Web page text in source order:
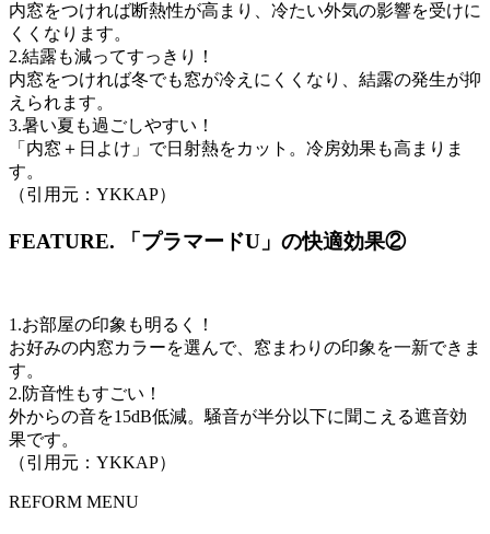
内窓をつければ断熱性が高まり、冷たい外気の影響を受けに
くくなります。
2.結露も減ってすっきり！
内窓をつければ冬でも窓が冷えにくくなり、結露の発生が抑
えられます。
3.暑い夏も過ごしやすい！
「内窓＋日よけ」で日射熱をカット。冷房効果も高まりま
す。
（引用元：YKKAP）
FEATURE. 「プラマードU」の快適効果②
1.お部屋の印象も明るく！
お好みの内窓カラーを選んで、窓まわりの印象を一新できま
す。
2.防音性もすごい！
外からの音を15dB低減。騒音が半分以下に聞こえる遮音効
果です。
（引用元：YKKAP）
REFORM MENU